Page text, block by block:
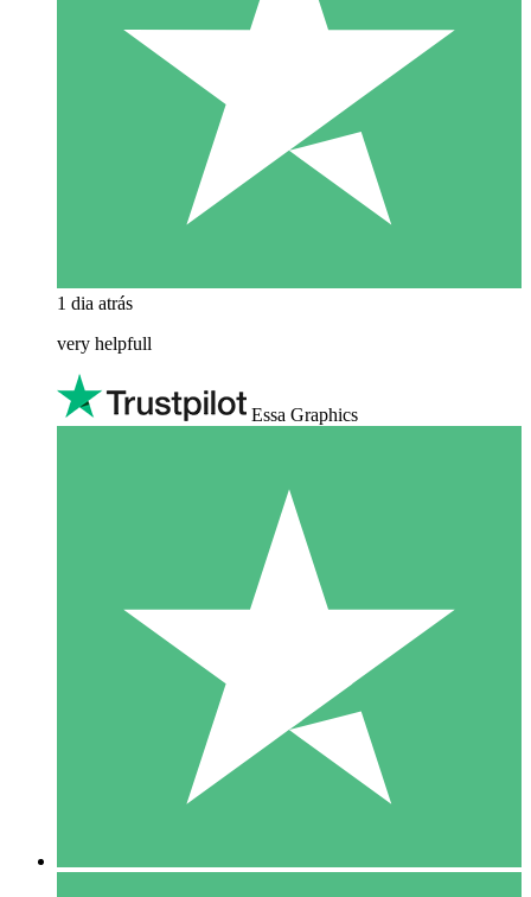
1 dia atrás
very helpfull
Essa Graphics